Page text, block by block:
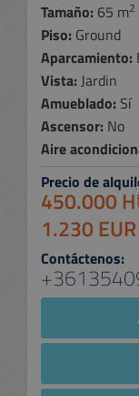
Tamaño: 65 m2
Piso: Ground
Aparcamiento:
Vista: Jardin
Amueblado: Sí
Ascensor: No
Aire
Precio de
450.000
1.230 EUR
Contáctenos: